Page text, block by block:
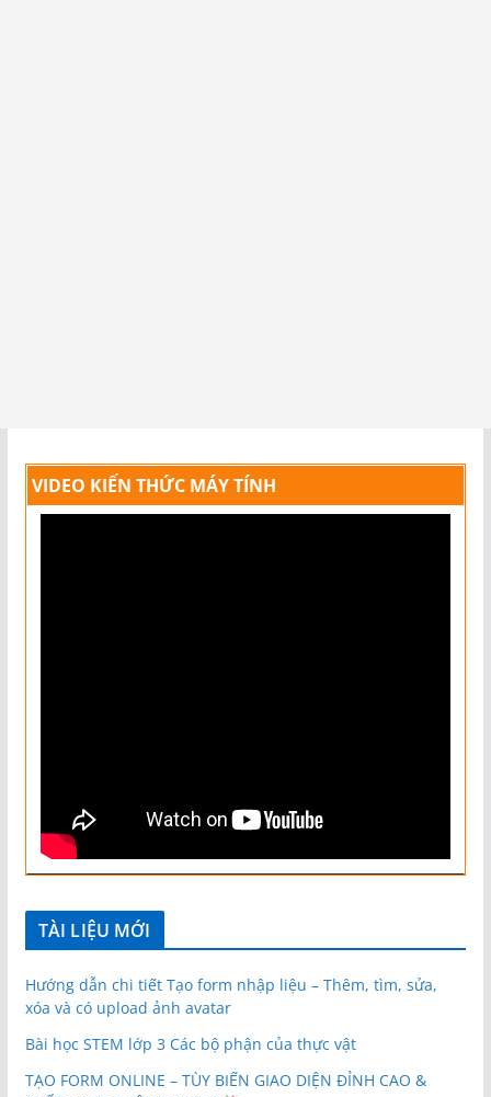
VIDEO KIẾN THỨC MÁY TÍNH
TÀI LIỆU MỚI
Hướng dẫn chi tiết Tạo form nhập liệu – Thêm, tìm, sửa,
xóa và có upload ảnh avatar
Bài học STEM lớp 3 Các bộ phận của thực vật
TẠO FORM ONLINE – TÙY BIẾN GIAO DIỆN ĐỈNH CAO &